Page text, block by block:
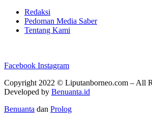
Redaksi
Pedoman Media Saber
Tentang Kami
Facebook Instagram
Copyright 2022 © Liputanborneo.com – All
Developed by Benuanta.id
Benuanta dan Prolog